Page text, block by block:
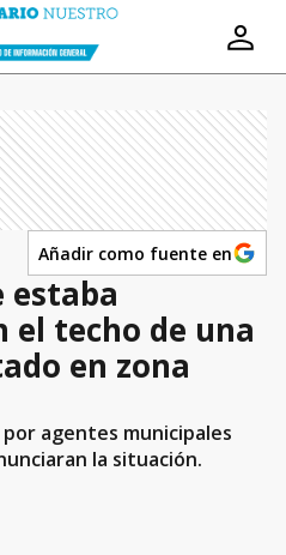
Añadir como fuente en
estaba
el techo de una
en zona
agentes municipales
la situación.